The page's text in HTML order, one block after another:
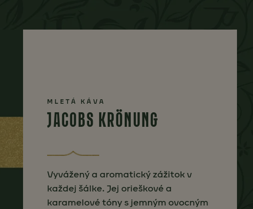
MLETÁ KÁVA
JACOBS KRÖNUNG
Vyvážený a aromatický zážitok v
každej šálke. Jej orieškové a
karamelové tóny s jemným ovocným